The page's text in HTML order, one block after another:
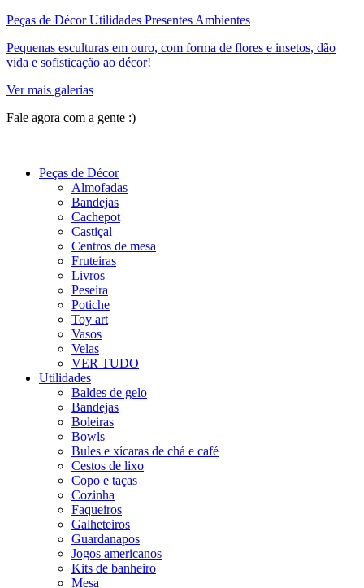
Peças de Décor Utilidades Presentes Ambientes
Pequenas esculturas em ouro, com forma de flores e insetos, dão
vida e sofisticação ao décor!
Ver mais galerias
Fale agora com a gente :)
Peças de Décor
Almofadas
Bandejas
Cachepot
Castiçal
Centros de mesa
Fruteiras
Livros
Peseira
Potiche
Toy art
Vasos
Velas
VER TUDO
Utilidades
Baldes de gelo
Bandejas
Boleiras
Bowls
Bules e xícaras de chá e café
Cestos de lixo
Copo e taças
Cozinha
Faqueiros
Galheteiros
Guardanapos
Jogos americanos
Kits de banheiro
Mesa